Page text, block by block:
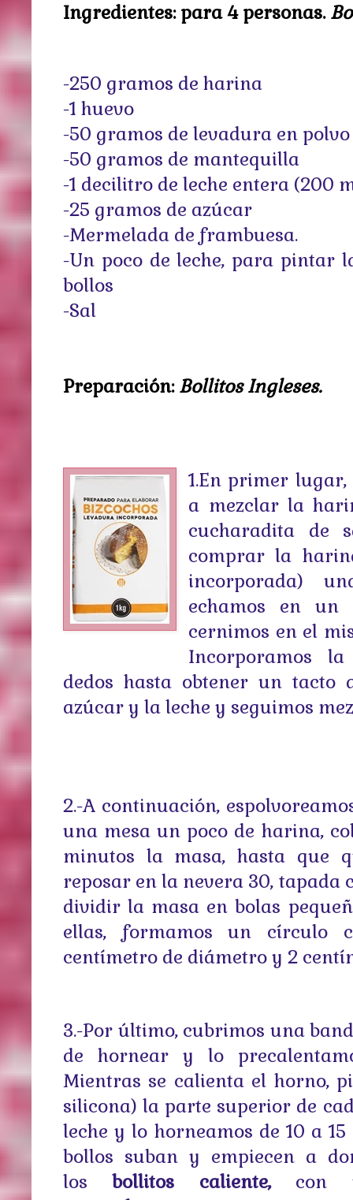
Ingredientes: para 4 personas.
-250 gramos de harina
-1 huevo
-50 gramos de levadura en polvo
-50 gramos de mantequilla
-1 decilitro de leche entera (200
-25 gramos de azúcar
-Mermelada de frambuesa.
-Un poco de leche, para pintar
bollos
-Sal
Preparación: Bollitos Ingleses.
1.En primer
a mezclar la
cucharadita de
comprar la
incorporada)
echamos en
cernimos en el
Incorporamos
dedos hasta obtener un tacto
azúcar y la leche y seguimos
2.-A continuación,
una mesa un poco de harina,
minutos la masa, hasta que
reposar en la nevera 30, tapada
dividir la masa en bolas
ellas, formamos un círculo
centímetro de diámetro y 2
3.-Por último, cubrimos una
de hornear y lo
Mientras se calienta el horno,
silicona) la parte superior de
leche y lo horneamos de 10 a
bollos suban y empiecen a
losbollitos caliente,con